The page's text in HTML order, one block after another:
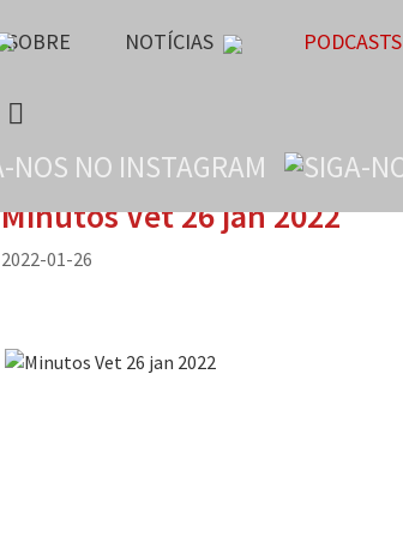
SOBRE NOTÍCIAS PODCASTS
Minutos Vet 26 jan 2022
2022-01-26